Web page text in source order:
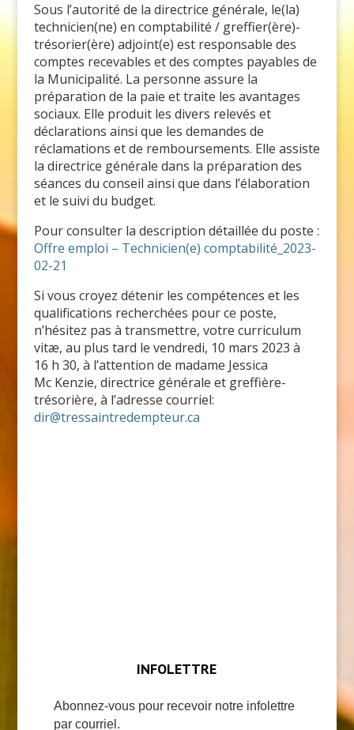
Sous l’autorité de la directrice générale, le(la)
technicien(ne) en comptabilité / greffier(ère)-
trésorier(ère) adjoint(e) est responsable des
comptes recevables et des comptes payables de
la Municipalité. La personne assure la
préparation de la paie et traite les avantages
sociaux. Elle produit les divers relevés et
déclarations ainsi que les demandes de
réclamations et de remboursements. Elle assiste
la directrice générale dans la préparation des
séances du conseil ainsi que dans l’élaboration
et le suivi du budget.
Pour consulter la description détaillée du poste :
Offre emploi – Technicien(e) comptabilité_2023-
02-21
Si vous croyez détenir les compétences et les
qualifications recherchées pour ce poste,
n’hésitez pas à transmettre, votre curriculum
vitæ, au plus tard le vendredi, 10 mars 2023 à
16 h 30, à l’attention de madame Jessica
Mc Kenzie, directrice générale et greffière-
trésorière, à l’adresse courriel:
dir@tressaintredempteur.ca
INFOLETTRE
Abonnez-vous pour recevoir notre infolettre
par courriel.